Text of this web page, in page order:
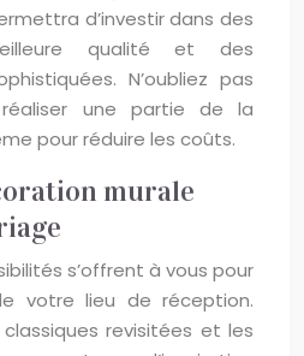
d’investir dans des
qualité et des
N’oubliez pas
une partie de la
pour réduire les coûts.
murale
s’offrent à vous pour
votre lieu de réception.
revisitées et les